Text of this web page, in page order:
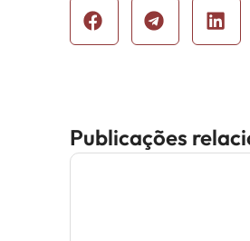
Publicações